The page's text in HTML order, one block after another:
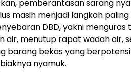
pemberantasan sarang
masih menjadi langkah
DBD, yakni menguras
air, menutup rapat wadah air,
barang bekas yang
nyamuk.